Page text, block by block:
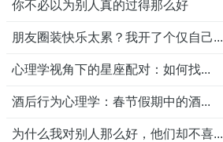
你不必以为别人真的过得那么好
朋友圈装快乐太累？我开了个仅自己...
心理学视角下的星座配对：如何找...
酒后行为心理学：春节假期中的酒...
为什么我对别人那么好，他们却不喜...